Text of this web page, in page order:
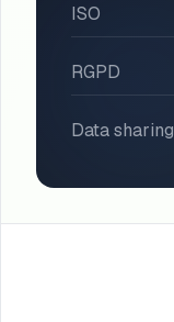
ISO
RGPD
Data sharing